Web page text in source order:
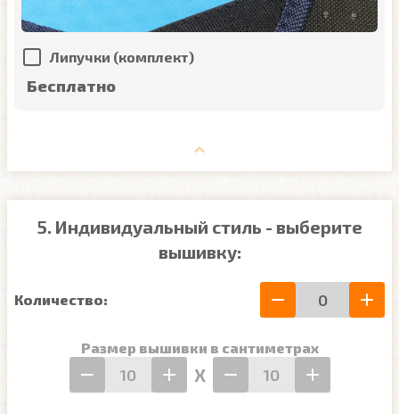
Липучки (комплект)
Бесплатно
5. Индивидуальный стиль - выберите
вышивку:
Количество:
Размер вышивки в сантиметрах
Х